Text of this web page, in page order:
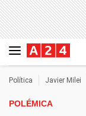
Política Javier Milei
POLÉMICA